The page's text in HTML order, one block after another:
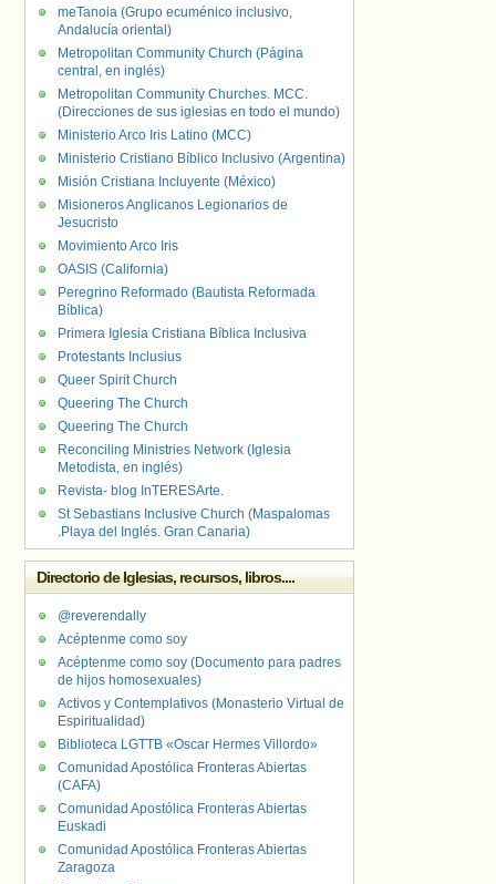
meTanoia (Grupo ecuménico inclusivo,
Andalucía oriental)
Metropolitan Community Church (Página
central, en inglés)
Metropolitan Community Churches. MCC.
(Direcciones de sus iglesias en todo el mundo)
Ministerio Arco Iris Latino (MCC)
Ministerio Cristiano Bíblico Inclusivo (Argentina)
Misión Cristiana Incluyente (México)
Misioneros Anglicanos Legionarios de
Jesucristo
Movimiento Arco Iris
OASIS (California)
Peregrino Reformado (Bautista Reformada
Bíblica)
Primera Iglesia Cristiana Bíblica Inclusiva
Protestants Inclusius
Queer Spirit Church
Queering The Church
Queering The Church
Reconciling Ministries Network (Iglesia
Metodista, en inglés)
Revista- blog InTERESArte.
St Sebastians Inclusive Church (Maspalomas
.Playa del Inglés. Gran Canaria)
Directorio de Iglesias, recursos, libros....
@reverendally
Acéptenme como soy
Acéptenme como soy (Documento para padres
de hijos homosexuales)
Activos y Contemplativos (Monasterio Virtual de
Espiritualidad)
Biblioteca LGTTB «Oscar Hermes Villordo»
Comunidad Apostólica Fronteras Abiertas
(CAFA)
Comunidad Apostólica Fronteras Abiertas
Euskadi
Comunidad Apostólica Fronteras Abiertas
Zaragoza